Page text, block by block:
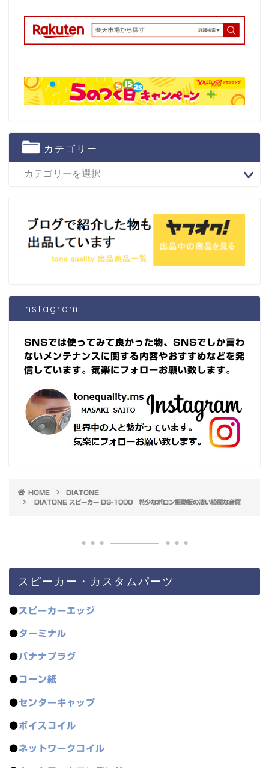
カテゴリー
Instagram
SNSでは使ってみて良かった物、SNSでしか言わ
ないメンテナンスに関する内容やおすすめなどを発
信しています。気楽にフォローお願い致します。
HOME
DIATONE
DIATONE スピーカー DS-1000 希少なボロン振動板の凄い綺麗な音質
スピーカー・カスタムパーツ
●スピーカーエッジ
●ターミナル
●バナナプラグ
●コーン紙
●センターキャップ
●ボイスコイル
●ネットワークコイル